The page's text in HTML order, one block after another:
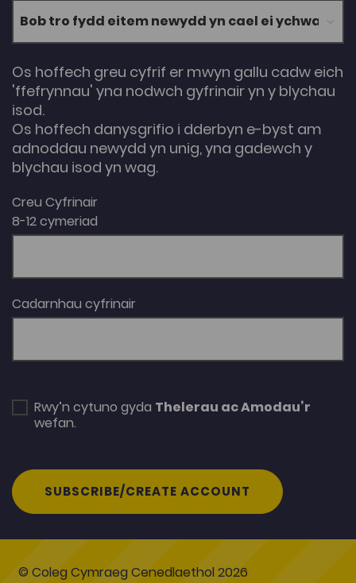
Os hoffech greu cyfrif er mwyn gallu cadw eich
'ffefrynnau' yna nodwch gyfrinair yn y blychau
isod.
Os hoffech danysgrifio i dderbyn e-byst am
adnoddau newydd yn unig, yna gadewch y
blychau isod yn wag.
Creu Cyfrinair
8-12 cymeriad
Cadarnhau cyfrinair
Rwy’n cytuno gyda Thelerau ac Amodau’r
wefan.
SUBSCRIBE/CREATE ACCOUNT
© Coleg Cymraeg Cenedlaethol 2026